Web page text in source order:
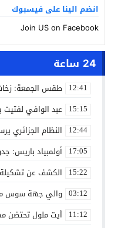
انضم الينا على فيسبوك
Join US on Facebook
24 ساعة
12:41 طقس الجمعة:
15:15 عبد الوافي لفتيت
12:44 النظام الجزائري
17:05 أولمبياد باريس:
15:22 الكشف عن تشكيلة
03:12 والي جهة سوس
11:12 أيت ملول تحتضن